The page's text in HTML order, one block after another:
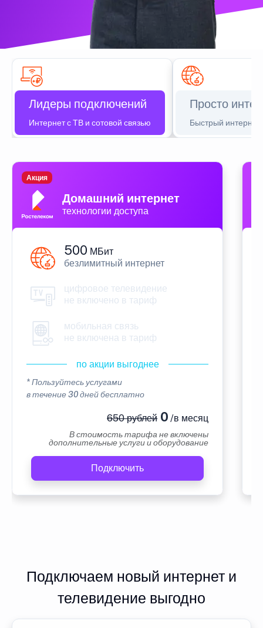
Лидеры подключений
Интернет с ТВ и сотовой связью
Просто
Быстрый интернет
Домашний интернет
технологии доступа
Акция
500 МБит
безлимитный интернет
цифровое телевидение
не включено в тариф
мобильная связь
не включена в тариф
по акции выгоднее
* Пользуйтесь услугами
в течение 30 дней бесплатно
650 рублей0 /в месяц
В стоимость тарифа не включены
дополнительные услуги и оборудование
Подключить
Подключаем новый интернет и
телевидение выгодно